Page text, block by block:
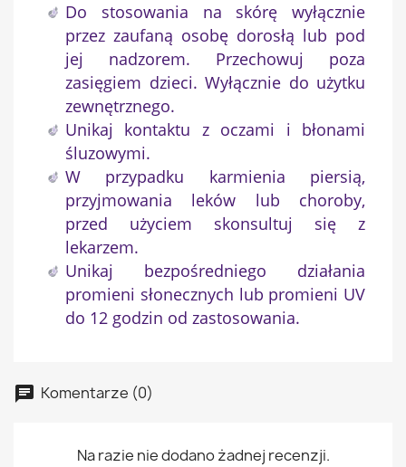
Do stosowania na skórę wyłącznie
przez zaufaną osobę dorosłą lub pod
jej nadzorem. Przechowuj poza
zasięgiem dzieci. Wyłącznie do użytku
zewnętrznego.
Unikaj kontaktu z oczami i błonami
śluzowymi.
W przypadku karmienia piersią,
przyjmowania leków lub choroby,
przed użyciem skonsultuj się z
lekarzem.
Unikaj bezpośredniego działania
promieni słonecznych lub promieni UV
do 12 godzin od zastosowania.
Komentarze (0)
Na razie nie dodano żadnej recenzji.